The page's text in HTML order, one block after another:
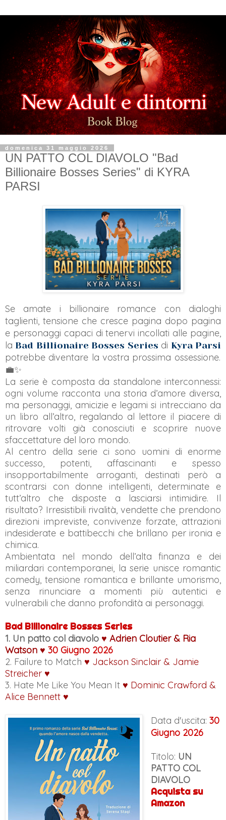
domenica 31 maggio 2026
UN PATTO COL DIAVOLO "Bad
Billionaire Bosses Series" di KYRA
PARSI
Se amate i billionaire romance con dialoghi
taglienti, tensione che cresce pagina dopo pagina
e personaggi capaci di tenervi incollati alle pagine,
la Bad Billionaire Bosses Series di Kyra Parsi
potrebbe diventare la vostra prossima ossessione.
💼✨
La serie è composta da standalone interconnessi:
ogni volume racconta una storia d’amore diversa,
ma personaggi, amicizie e legami si intrecciano da
un libro all’altro, regalando al lettore il piacere di
ritrovare volti già conosciuti e scoprire nuove
sfaccettature del loro mondo.
Al centro della serie ci sono uomini di enorme
successo, potenti, affascinanti e spesso
insopportabilmente arroganti, destinati però a
scontrarsi con donne intelligenti, determinate e
tutt’altro che disposte a lasciarsi intimidire. Il
risultato? Irresistibili rivalità, vendette che prendono
direzioni impreviste, convivenze forzate, attrazioni
indesiderate e battibecchi che brillano per ironia e
chimica.
Ambientata nel mondo dell’alta finanza e dei
miliardari contemporanei, la serie unisce romantic
comedy, tensione romantica e brillante umorismo,
senza rinunciare a momenti più autentici e
vulnerabili che danno profondità ai personaggi.
Bad Billionaire Bosses Series
1. Un patto col diavolo ♥ Adrien Cloutier & Ria
Watson ♥ 30 Giugno 2026
2. Failure to Match ♥ Jackson Sinclair & Jamie
Streicher ♥
3. Hate Me Like You Mean It ♥ Dominic Crawford &
Alice Bennett ♥
Data d'uscita: 30
Giugno 2026
Titolo: UN
PATTO COL
DIAVOLO
Acquista su
Amazon